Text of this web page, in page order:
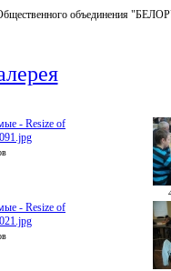
Общественного